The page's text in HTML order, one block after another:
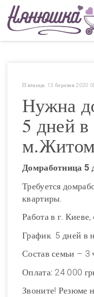
П'ятниця, 13 березня 2020
Нужна
5 дней
Домработница 5
Требуется
квартиры.
Работа в г.
График 5 дней в
Состав семьи – 3
Оплата: 24 000
Звоните! Резюме